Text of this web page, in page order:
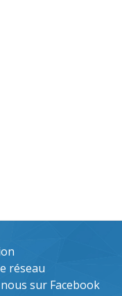
réseau
sur Facebook